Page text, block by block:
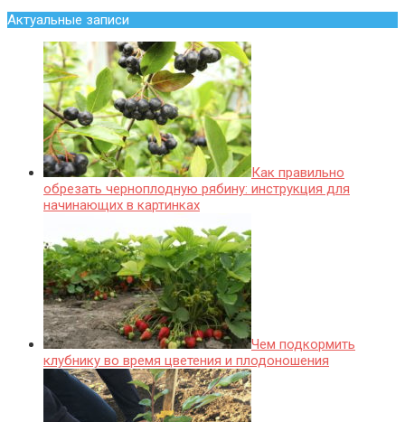
Актуальные записи
Как правильно
обрезать черноплодную рябину: инструкция для
начинающих в картинках
Чем подкормить
клубнику во время цветения и плодоношения